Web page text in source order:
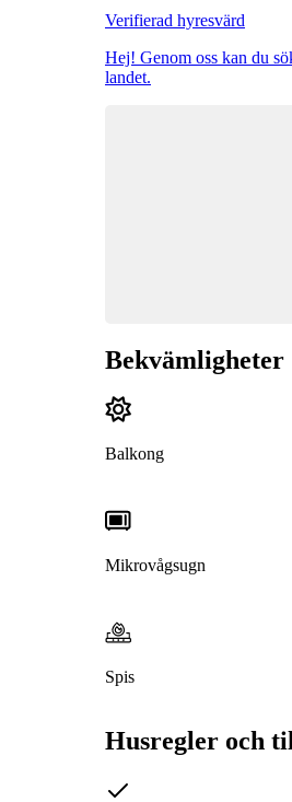
Verifierad hyresvärd
Hej! Genom oss kan du
landet.
Bekvämligheter
Balkong
Mikrovågsugn
Spis
Husregler och